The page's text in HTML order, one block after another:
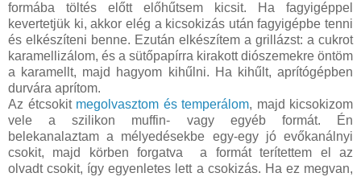
formába töltés előtt előhűtsem kicsit. Ha fagyigéppel
kevertetjük ki, akkor elég a kicsokizás után fagyigépbe tenni
és elkészíteni benne. Ezután elkészítem a grillázst: a cukrot
karamellizálom, és a sütőpapírra kirakott diószemekre öntöm
a karamellt, majd hagyom kihűlni. Ha kihűlt, aprítógépben
durvára aprítom.
Az étcsokit megolvasztom és temperálom, majd kicsokizom
vele a szilikon muffin- vagy egyéb formát. Én
belekanalaztam a mélyedésekbe egy-egy jó evőkanálnyi
csokit, majd körben forgatva a formát terítettem el az
olvadt csokit, így egyenletes lett a csokizás. Ha ez megvan,